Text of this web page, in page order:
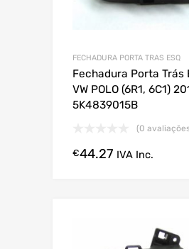
FECHADURA PORTA TRAS ESQ
Fechadura Porta Trás
VW POLO (6R1, 6C1)
5K4839015B
(0
€44.27 IVA Inc.